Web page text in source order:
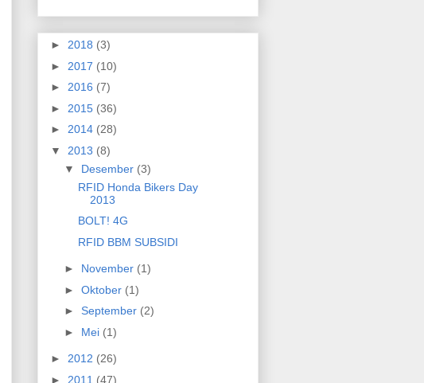
► 2018 (3)
► 2017 (10)
► 2016 (7)
► 2015 (36)
► 2014 (28)
▼ 2013 (8)
▼ Desember (3)
RFID Honda Bikers Day
2013
BOLT! 4G
RFID BBM SUBSIDI
► November (1)
► Oktober (1)
► September (2)
► Mei (1)
► 2012 (26)
► 2011 (47)